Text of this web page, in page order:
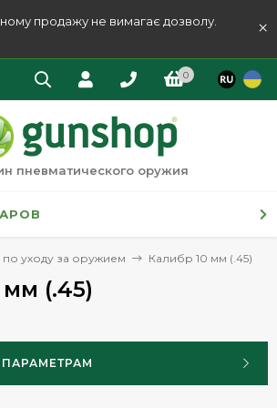
продажу не вимагає дозволу.
×
0
пневматического оружия
по уходу за оружием Калибр 10 мм (.45)
(.45)